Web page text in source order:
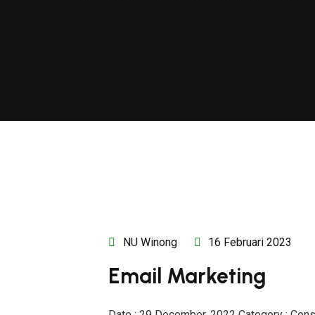
NU Winong 16 Februari 2023
Email Marketing